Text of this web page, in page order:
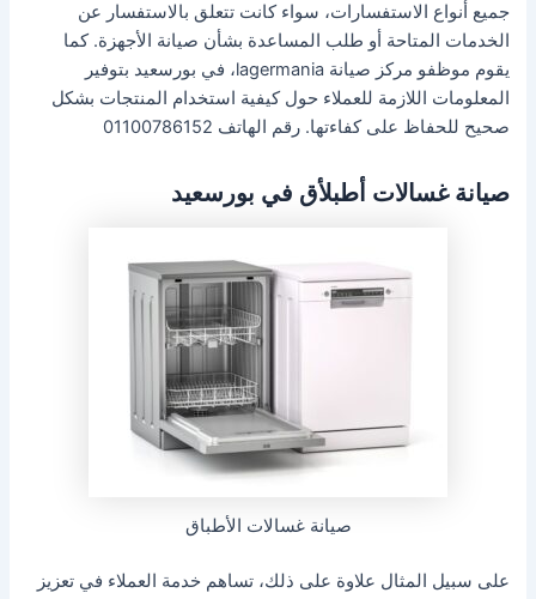
جميع أنواع الاستفسارات، سواء كانت تتعلق بالاستفسار عن
الخدمات المتاحة أو طلب المساعدة بشأن صيانة الأجهزة. كما
يقوم موظفو مركز صيانة lagermania، في بورسعيد بتوفير
المعلومات اللازمة للعملاء حول كيفية استخدام المنتجات بشكل
صحيح للحفاظ على كفاءتها. رقم الهاتف 01100786152
صيانة غسالات أطبلأق في بورسعيد
صيانة غسالات الأطباق
على سبيل المثال علاوة على ذلك، تساهم خدمة العملاء في تعزيز